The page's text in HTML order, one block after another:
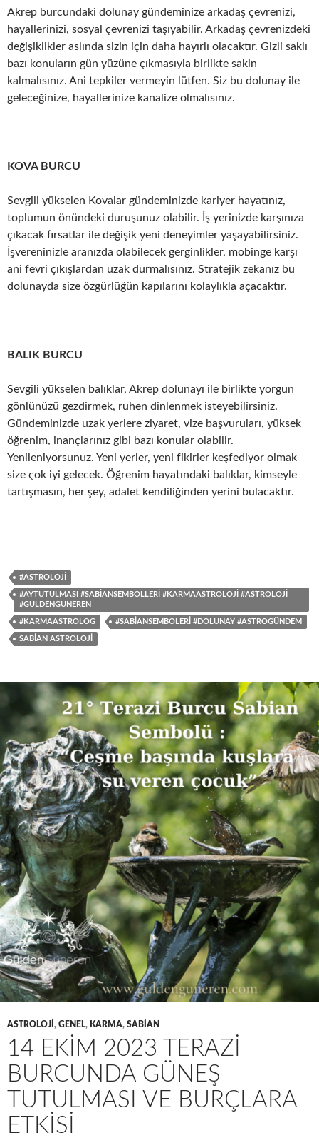
Akrep burcundaki dolunay gündeminize arkadaş çevrenizi,
hayallerinizi, sosyal çevrenizi taşıyabilir. Arkadaş çevrenizdeki
değişiklikler aslında sizin için daha hayırlı olacaktır. Gizli saklı
bazı konuların gün yüzüne çıkmasıyla birlikte sakin
kalmalısınız. Ani tepkiler vermeyin lütfen. Siz bu dolunay ile
geleceğinize, hayallerinize kanalize olmalısınız.
KOVA BURCU
Sevgili yükselen Kovalar gündeminizde kariyer hayatınız,
toplumun önündeki duruşunuz olabilir. İş yerinizde karşınıza
çıkacak fırsatlar ile değişik yeni deneyimler yaşayabilirsiniz.
İşvereninizle aranızda olabilecek gerginlikler, mobinge karşı
ani fevri çıkışlardan uzak durmalısınız. Stratejik zekanız bu
dolunayda size özgürlüğün kapılarını kolaylıkla açacaktır.
BALIK BURCU
Sevgili yükselen balıklar, Akrep dolunayı ile birlikte yorgun
gönlünüzü gezdirmek, ruhen dinlenmek isteyebilirsiniz.
Gündeminizde uzak yerlere ziyaret, vize başvuruları, yüksek
öğrenim, inançlarınız gibi bazı konular olabilir.
Yenileniyorsunuz. Yeni yerler, yeni fikirler keşfediyor olmak
size çok iyi gelecek. Öğrenim hayatındaki balıklar, kimseyle
tartışmasın, her şey, adalet kendiliğinden yerini bulacaktır.
#ASTROLOJI
#AYTUTULMASI #SABIANSEMBOLLERI #KARMAASTROLOJI #ASTROLOJI
#GULDENGUNEREN
#KARMAASTROLOG #SABIANSEMBOLERI #DOLUNAY #ASTROGÜNDEM
SABIAN ASTROLOJI
ASTROLOJI , GENEL, KARMA, SABIAN
14 EKIM 2023 TERAZI
BURCUNDA GÜNEŞ
TUTULMASI VE BURÇLARA
ETKISI